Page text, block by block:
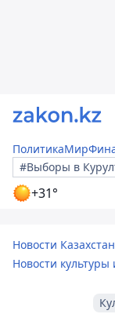
ПолитикаМир
#Выборы в
+31°
Новости
Новости